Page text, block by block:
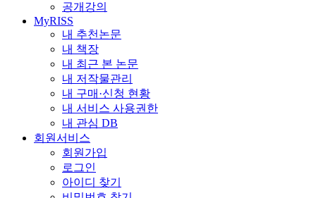
공개강의
MyRISS
내 추천논문
내 책장
내 최근 본 논문
내 저작물관리
내 구매·신청 현황
내 서비스 사용권한
내 관심 DB
회원서비스
회원가입
로그인
아이디 찾기